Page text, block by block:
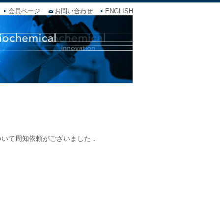
会員ページ お問い合わせ ENGLISH
て周知依頼がございました．